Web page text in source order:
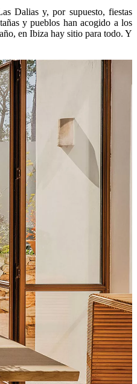
Dalias y, por supuesto, fiestas
y pueblos han acogido a los
en Ibiza hay sitio para todo. Y